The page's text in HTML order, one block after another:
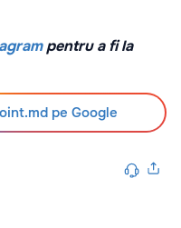
pentru a fi la
pe Google